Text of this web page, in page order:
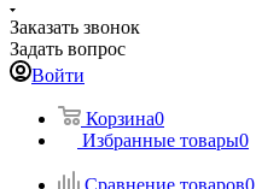
Заказать звонок
Задать вопрос
Войти
Корзина0
Избранные товары0
Сравнение товаров0